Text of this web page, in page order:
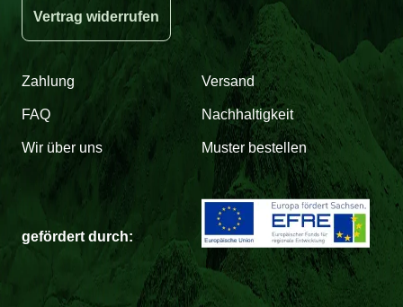
Vertrag widerrufen
Zahlung Versand
FAQ Nachhaltigkeit
Wir über uns Muster bestellen
gefördert durch: